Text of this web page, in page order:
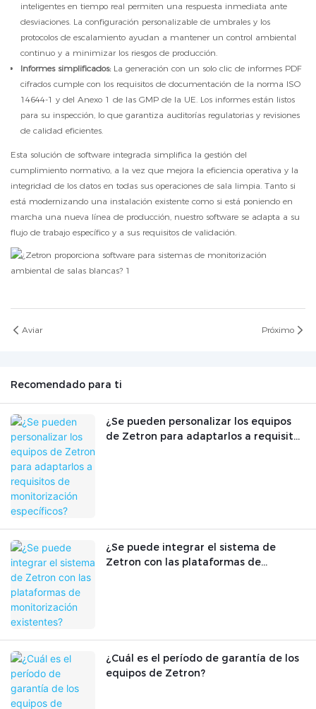
inteligentes en tiempo real permiten una respuesta inmediata ante
desviaciones. La configuración personalizable de umbrales y los
protocolos de escalamiento ayudan a mantener un control ambiental
continuo y a minimizar los riesgos de producción.
Informes simplificados:La generación con un solo clic de informes PDF
cifrados cumple con los requisitos de documentación de la norma ISO
14644-1 y del Anexo 1 de las GMP de la UE. Los informes están listos
para su inspección, lo que garantiza auditorías regulatorias y revisiones
de calidad eficientes.
Esta solución de software integrada simplifica la gestión del
cumplimiento normativo, a la vez que mejora la eficiencia operativa y la
integridad de los datos en todas sus operaciones de sala limpia. Tanto si
está modernizando una instalación existente como si está poniendo en
marcha una nueva línea de producción, nuestro software se adapta a su
flujo de trabajo específico y a sus requisitos de validación.
Aviar Próximo
Recomendado para ti
¿Se pueden personalizar los equipos
de Zetron para adaptarlos a requisitos
¿Se puede integrar el sistema de
Zetron con las plataformas de
¿Cuál es el período de garantía de los
equipos de Zetron?